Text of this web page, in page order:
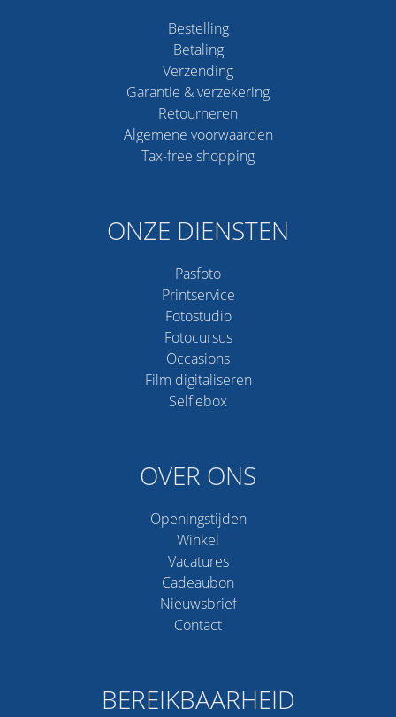
Bestelling
Betaling
Verzending
Garantie & verzekering
Retourneren
Algemene voorwaarden
Tax-free shopping
ONZE DIENSTEN
Pasfoto
Printservice
Fotostudio
Fotocursus
Occasions
Film digitaliseren
Selfiebox
OVER ONS
Openingstijden
Winkel
Vacatures
Cadeaubon
Nieuwsbrief
Contact
BEREIKBAARHEID